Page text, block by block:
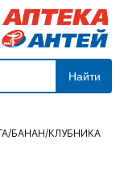
Найти
БАНАН/КЛУБНИКА